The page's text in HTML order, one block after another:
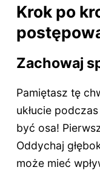
Krok po
Zachowaj
Pamiętasz tę
ukłucie
być osa!
Oddychaj
może mieć